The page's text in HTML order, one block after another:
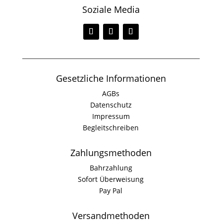
Soziale Media
Gesetzliche Informationen
AGBs
Datenschutz
Impressum
Begleitschreiben
Zahlungsmethoden
Bahrzahlung
Sofort Überweisung
Pay Pal
Versandmethoden